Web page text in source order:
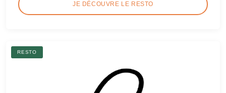
JE DÉCOUVRE LE RESTO
RESTO